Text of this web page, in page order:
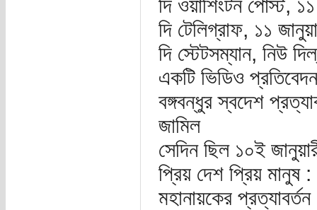
দি ওয়াশিংটন পোস্ট,
দি টেলিগ্রাফ, ১১
দি স্টেটসম্যান, নিউ
একটি ভিডিও
বঙ্গবন্ধুর স্বদেশ
জামিল
সেদিন ছিল ১০ই
প্রিয় দেশ প্রিয় মানুষ :
মহানায়কের